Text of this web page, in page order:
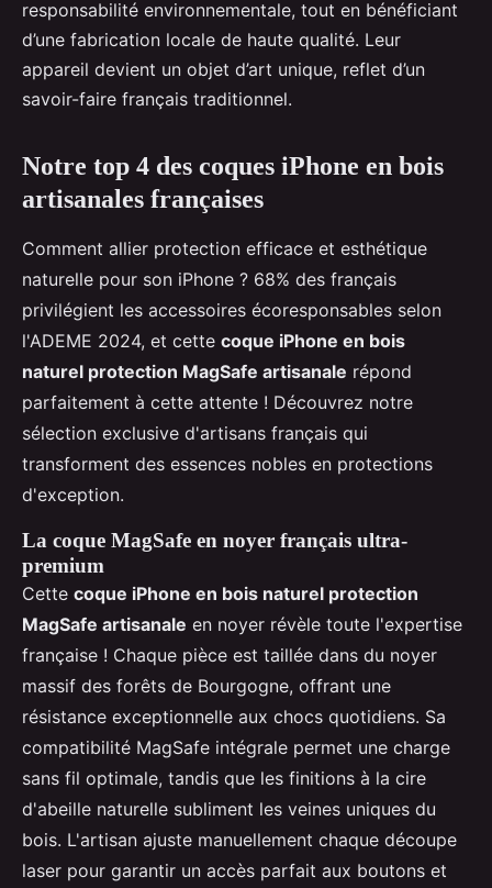
responsabilité environnementale, tout en bénéficiant
d’une fabrication locale de haute qualité. Leur
appareil devient un objet d’art unique, reflet d’un
savoir-faire français traditionnel.
Notre top 4 des coques iPhone en bois
artisanales françaises
Comment allier protection efficace et esthétique
naturelle pour son iPhone ? 68% des français
privilégient les accessoires écoresponsables selon
l'ADEME 2024, et cette coque iPhone en bois
naturel protection MagSafe artisanale répond
parfaitement à cette attente ! Découvrez notre
sélection exclusive d'artisans français qui
transforment des essences nobles en protections
d'exception.
La coque MagSafe en noyer français ultra-
premium
Cette coque iPhone en bois naturel protection
MagSafe artisanale en noyer révèle toute l'expertise
française ! Chaque pièce est taillée dans du noyer
massif des forêts de Bourgogne, offrant une
résistance exceptionnelle aux chocs quotidiens. Sa
compatibilité MagSafe intégrale permet une charge
sans fil optimale, tandis que les finitions à la cire
d'abeille naturelle subliment les veines uniques du
bois. L'artisan ajuste manuellement chaque découpe
laser pour garantir un accès parfait aux boutons et